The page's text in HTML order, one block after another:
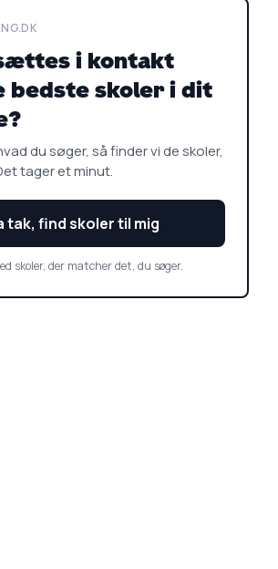
i kontakt
bedste skoler i dit
du søger, så finder vi de skoler,
tager et minut.
tak, find skoler til mig
skoler, der matcher det, du søger.